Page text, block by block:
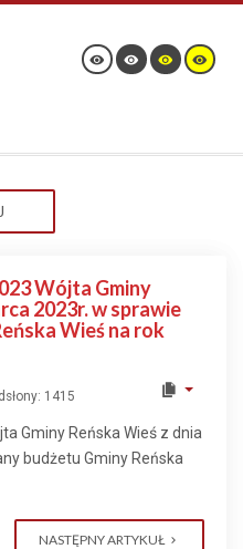
Wójta Gminy
2023r. w sprawie
Wieś na rok
1415
Gminy Reńska Wieś z dnia
budżetu Gminy Reńska
NASTĘPNY ARTYKUŁ